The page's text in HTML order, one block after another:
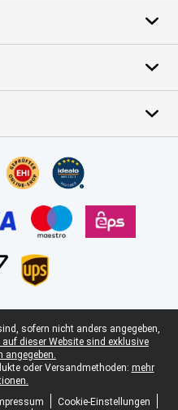
sofern nicht anders angegeben,
auf dieser Website sind exklusive
angegeben.
oder Versandmethoden: mehr
Cookie-Einstellungen